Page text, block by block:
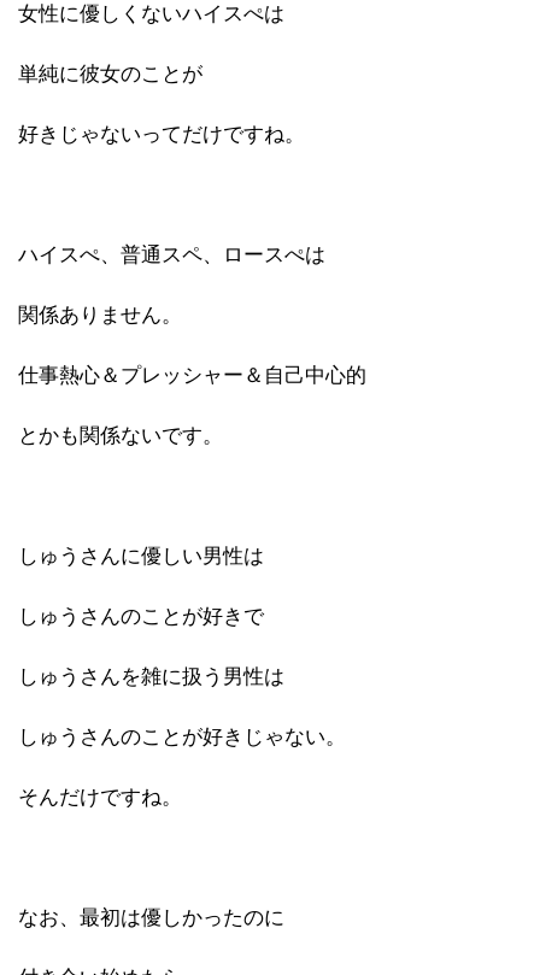
女性に優しくないハイスぺは
単純に彼女のことが
好きじゃないってだけですね。
ハイスぺ、普通スペ、ロースぺは
関係ありません。
仕事熱心＆プレッシャー＆自己中心的
とかも関係ないです。
しゅうさんに優しい男性は
しゅうさんのことが好きで
しゅうさんを雑に扱う男性は
しゅうさんのことが好きじゃない。
そんだけですね。
なお、最初は優しかったのに